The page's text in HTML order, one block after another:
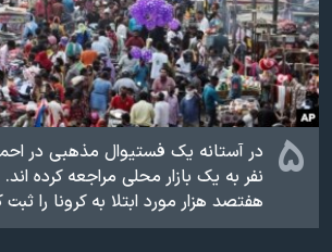
۵
در آستانه یک فستیوال مذهبی در
هفتصد هزار مورد ابتلا به کرونا را